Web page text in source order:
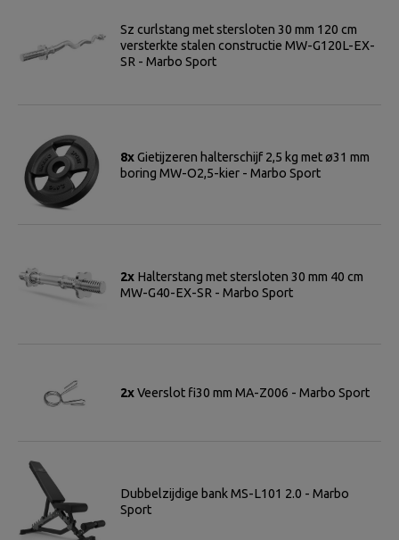
Sz curlstang met stersloten 30 mm 120 cm
versterkte stalen constructie MW-G120L-EX-
SR - Marbo Sport
8xGietijzeren halterschijf 2,5 kg met ø31 mm
boring MW-O2,5-kier - Marbo Sport
2x Halterstang met stersloten 30 mm 40 cm
MW-G40-EX-SR - Marbo Sport
2xVeerslot fi30 mm MA-Z006 - Marbo Sport
Dubbelzijdige bank MS-L101 2.0 - Marbo
Sport